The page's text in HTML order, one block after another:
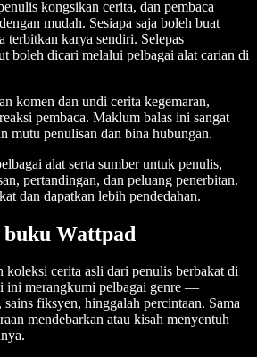
kongsikan cerita, dan pembaca
mudah. Sesiapa saja boleh buat
terbitkan karya sendiri. Selepas
boleh dicari melalui pelbagai alat carian di
komen dan undi cerita kegemaran,
pembaca. Maklum balas ini sangat
mutu penulisan dan bina hubungan.
alat serta sumber untuk penulis,
pertandingan, dan peluang penerbitan.
dan dapatkan lebih pendedahan.
Wattpad
koleksi cerita asli dari penulis berbakat di
ini merangkumi pelbagai genre —
fiksyen, hinggalah percintaan. Sama
mendebarkan atau kisah menyentuh